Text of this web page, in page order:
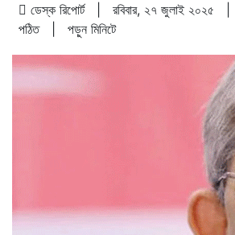
ডেস্ক রিপোর্ট | রবিবার, ২৭ জুলাই ২০২৫ |
পঠিত
| পড়ুন মিনিটে